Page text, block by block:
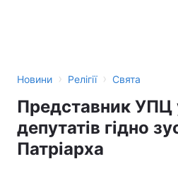
Новини › Релігії › Свята
Представник УПЦ
депутатів гідно
Патріарха